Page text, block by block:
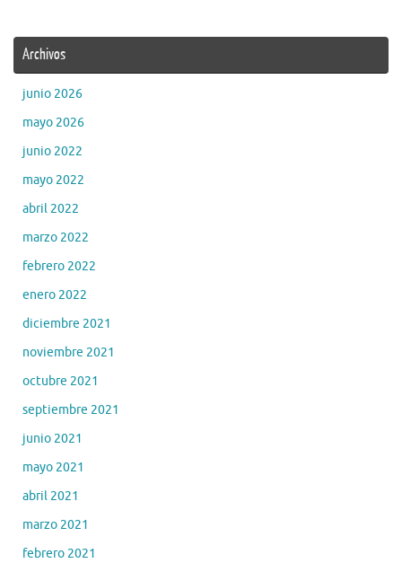
Archivos
junio 2026
mayo 2026
junio 2022
mayo 2022
abril 2022
marzo 2022
febrero 2022
enero 2022
diciembre 2021
noviembre 2021
octubre 2021
septiembre 2021
junio 2021
mayo 2021
abril 2021
marzo 2021
febrero 2021